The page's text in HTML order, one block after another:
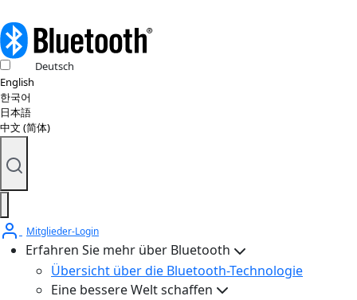
Deutsch
English
한국어
日本語
中文 (简体)
Mitglieder-Login
Erfahren Sie mehr über Bluetooth
Übersicht über die Bluetooth-Technologie
Eine bessere Welt schaffen